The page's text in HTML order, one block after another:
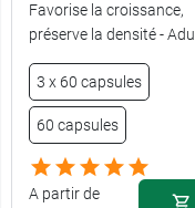
Favorise la croissance,
préserve la densité -
3 x 60 capsules
60 capsules
A partir de